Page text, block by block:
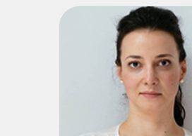
Elena
Psicóloga graduada em Psicologia pela
de Moscou (Rússia); Especialista em
abordagem em Ontopsicologia pela
São Petersburgo (Rússia); Ontopsicóloga
Consultoria de Autenticação na Rússia,
atividades de consultoria em empresas